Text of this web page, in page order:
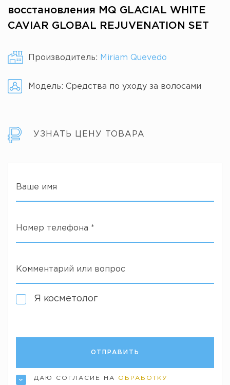
восстановления MQ GLACIAL WHITE
CAVIAR GLOBAL REJUVENATION SET
Производитель: Miriam Quevedo
Модель: Средства по уходу за волосами
УЗНАТЬ ЦЕНУ ТОВАРА
Ваше имя
Номер телефона *
Комментарий или вопрос
Я косметолог
ДАЮ СОГЛАСИЕ НА ОБРАБОТКУ